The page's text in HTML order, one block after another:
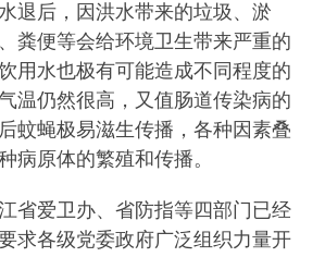
退后，因洪水带来的垃圾、淤
粪便等会给环境卫生带来严重的
用水也极有可能造成不同程度的
温仍然很高，又值肠道传染病的
蚊蝇极易滋生传播，各种因素叠
病原体的繁殖和传播。
爱卫办、省防指等四部门已经
求各级党委政府广泛组织力量开